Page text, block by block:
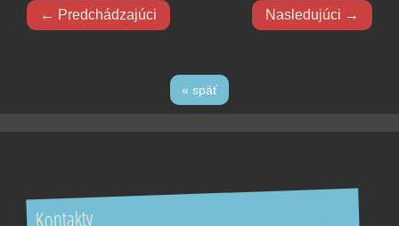
← Predchádzajúci Nasledujúci →
« späť
Kontakty